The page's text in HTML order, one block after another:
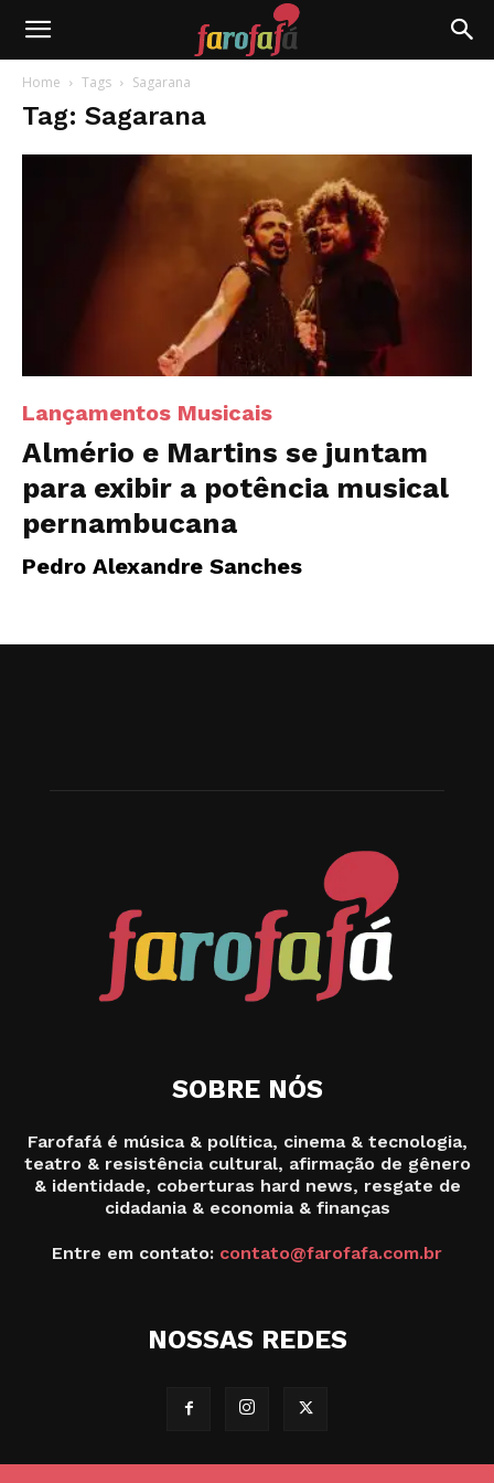
Farofafá
Home Tags Sagarana
Tag: Sagarana
Lançamentos Musicais
Almério e Martins se juntam
para exibir a potência musical
pernambucana
Pedro Alexandre Sanches
SOBRE NÓS
Farofafá é música & política, cinema & tecnologia,
teatro & resistência cultural, afirmação de gênero
& identidade, coberturas hard news, resgate de
cidadania & economia & finanças
Entre em contato: contato@farofafa.com.br
NOSSAS REDES